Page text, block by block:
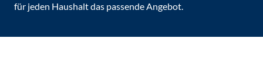
für jeden Haushalt das passende Angebot.